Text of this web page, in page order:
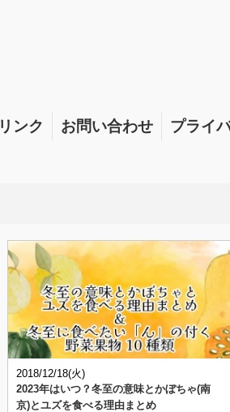
リンク お問い合わせ プライ
2018/12/18(火)
2023年はいつ？冬至の意味とかぼちゃ(南
京)とユズを食べる理由まとめ